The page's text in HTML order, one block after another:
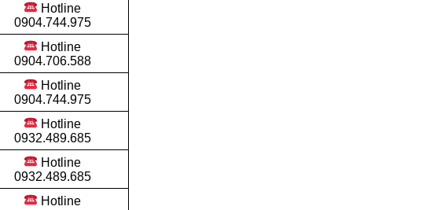
Hotline
0904.744.975
Hotline
0904.706.588
Hotline
0904.744.975
Hotline
0932.489.685
Hotline
0932.489.685
Hotline